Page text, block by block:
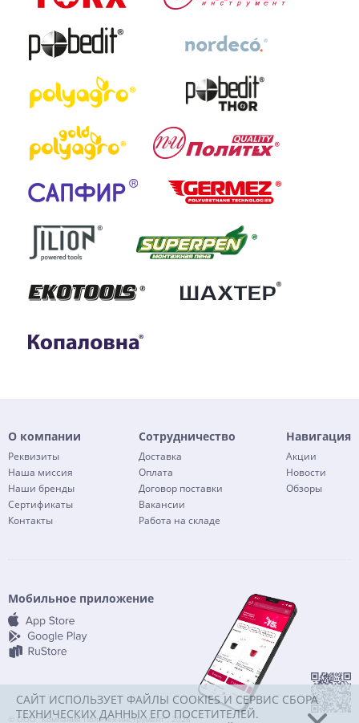
О компании
Реквизиты
Наша миссия
Наши бренды
Сертификаты
Контакты
Сотрудничество
Доставка
Оплата
Договор поставки
Вакансии
Работа на складе
Навигация
Акции
Новости
Обзоры
Мобильное приложение
© ООО "Компания Политех-инструмент", 2026
САЙТ ИСПОЛЬЗУЕТ ФАЙЛЫ COOKIES И СЕРВИС СБОРА
ТЕХНИЧЕСКИХ ДАННЫХ ЕГО ПОСЕТИТЕЛЕЙ.